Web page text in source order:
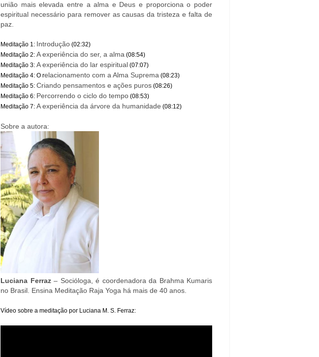
união mais elevada entre a alma e Deus e proporciona o poder
espiritual necessário para remover as causas da tristeza e falta de
paz.
Meditação 1: Introdução (02:32)
Meditação 2: A experiência do ser, a alma (08:54)
Meditação 3: A experiência do lar espiritual (07:07)
Meditação 4: O relacionamento com a Alma Suprema (08:23)
Meditação 5: Criando pensamentos e ações puros (08:26)
Meditação 6: Percorrendo o ciclo do tempo (08:53)
Meditação 7: A experiência da árvore da humanidade (08:12)
Sobre a autora:
Luciana Ferraz– Socióloga, é coordenadora da Brahma Kumaris
no Brasil. Ensina Meditação Raja Yoga há mais de 40 anos.
Vídeo sobre a meditação por Luciana M. S. Ferraz: